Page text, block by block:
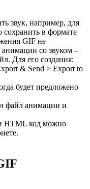
звук, например, для
сохранить в формате
GIF не
со звуком –
Для его создания:
& Send > Export to
будет предложено
файл анимации и
HTML код можно